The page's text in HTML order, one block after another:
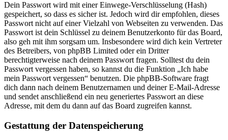
Dein Passwort wird mit einer Einwege-Verschlüsselung (Hash)
gespeichert, so dass es sicher ist. Jedoch wird dir empfohlen, dieses
Passwort nicht auf einer Vielzahl von Webseiten zu verwenden. Das
Passwort ist dein Schlüssel zu deinem Benutzerkonto für das Board,
also geh mit ihm sorgsam um. Insbesondere wird dich kein Vertreter
des Betreibers, von phpBB Limited oder ein Dritter
berechtigterweise nach deinem Passwort fragen. Solltest du dein
Passwort vergessen haben, so kannst du die Funktion „Ich habe
mein Passwort vergessen“ benutzen. Die phpBB-Software fragt
dich dann nach deinem Benutzernamen und deiner E-Mail-Adresse
und sendet anschließend ein neu generiertes Passwort an diese
Adresse, mit dem du dann auf das Board zugreifen kannst.
Gestattung der Datenspeicherung